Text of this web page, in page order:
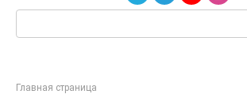
Главная страница